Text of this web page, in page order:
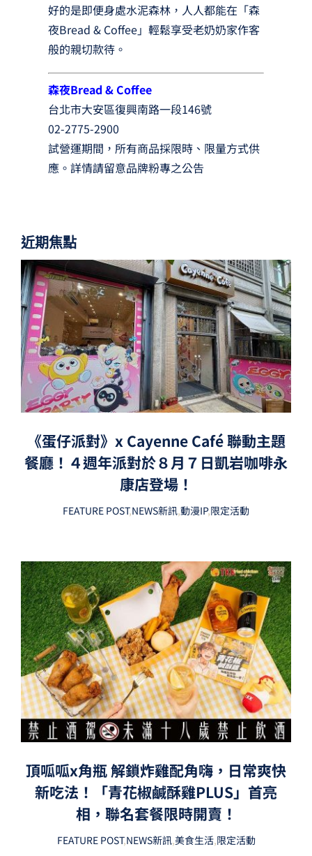
好的是即便身處水泥森林，人人都能在「森
夜Bread & Coffee」輕鬆享受老奶奶家作客
般的親切款待。
森夜Bread & Coffee
台北市大安區復興南路一段146號
02-2775-2900
試營運期間，所有商品採限時、限量方式供
應。詳情請留意品牌粉專之公告
近期焦點
《蛋仔派對》x Cayenne Café 聯動主題
餐廳！４週年派對於８月７日凱岩咖啡永
康店登場！
FEATURE POST,NEWS新訊,動漫IP,限定活動
頂呱呱x角瓶 解鎖炸雞配角嗨，日常爽快
新吃法！「青花椒鹹酥雞PLUS」首亮
相，聯名套餐限時開賣！
FEATURE POST,NEWS新訊,美食生活,限定活動